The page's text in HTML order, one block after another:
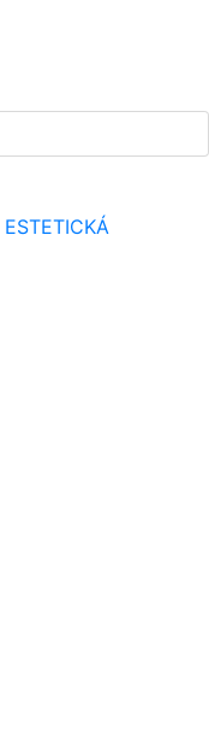
ESTETICKÁ